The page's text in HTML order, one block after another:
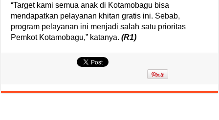
“Target kami semua anak di Kotamobagu bisa
mendapatkan pelayanan khitan gratis ini. Sebab,
program pelayanan ini menjadi salah satu prioritas
Pemkot Kotamobagu,” katanya.(R1)